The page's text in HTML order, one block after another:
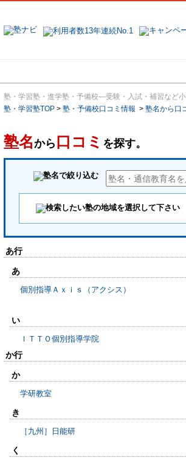
塾・学習塾・進学塾・予備校―受験・入試・補習など
塾・学習塾TOP > 塾・予備校口コミ情報 > 塾名から口
塾名から 口コミ を探す。
あ行
あ
個別指導Ａｘｉｓ（アクシス）
い
ＩＴＴＯ個別指導学院
か行
か
学研教室
き
［九州］日能研
く